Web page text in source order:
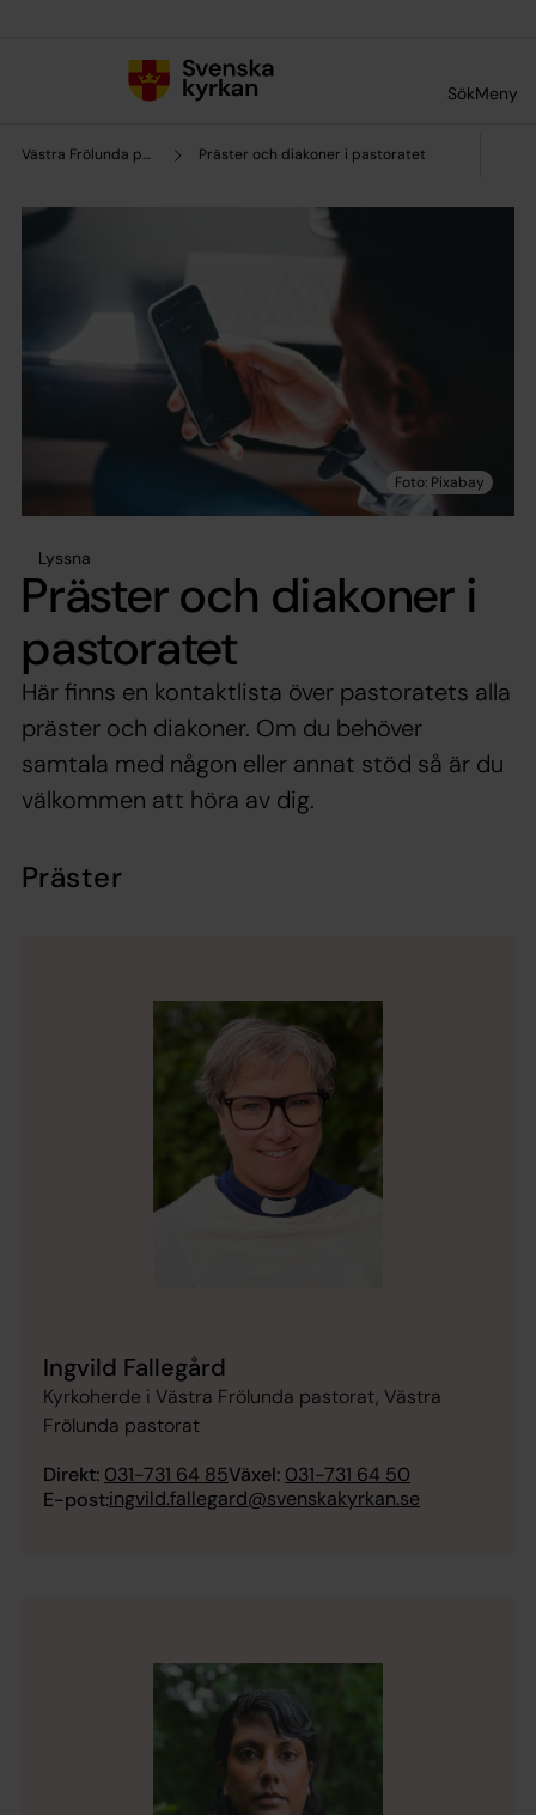
SökMeny
Västra Frölunda pastorat Präster och diakoner i pastoratet
Lyssna
Präster och diakoner i
pastoratet
Här finns en kontaktlista över pastoratets alla
präster och diakoner. Om du behöver
samtala med någon eller annat stöd så är du
välkommen att höra av dig.
Präster
Ingvild Fallegård
Kyrkoherde i Västra Frölunda pastorat, Västra
Frölunda pastorat
Direkt: 031-731 64 85Växel: 031-731 64 50
E-post:ingvild.fallegard@svenskakyrkan.se